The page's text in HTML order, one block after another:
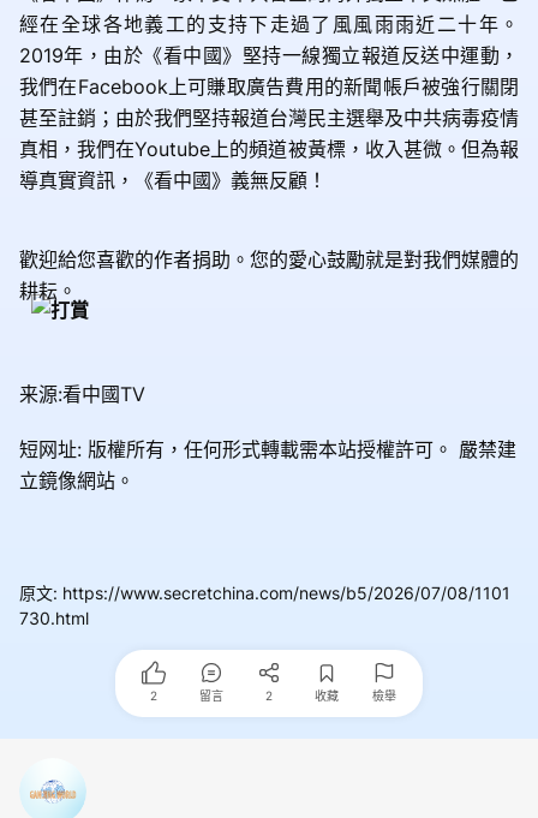
經在全球各地義工的支持下走過了風風雨雨近二十年。
2019年，由於《看中國》堅持一線獨立報道反送中運動，
我們在Facebook上可賺取廣告費用的新聞帳戶被強行關閉
甚至註銷；由於我們堅持報道台灣民主選舉及中共病毒疫情
真相，我們在Youtube上的頻道被黃標，收入甚微。但為報
導真實資訊，《看中國》義無反顧！
歡迎給您喜歡的作者捐助。您的愛心鼓勵就是對我們媒體的
耕耘。
来源:看中國TV
短网址: 版權所有，任何形式轉載需本站授權許可。 嚴禁建
立鏡像網站。
原文: https://www.secretchina.com/news/b5/2026/07/08/1101
730.html
2 留言 2 收藏 檢舉